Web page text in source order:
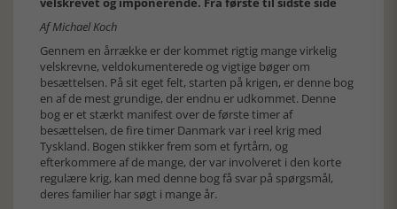
Af Michael Koch
Gennem en årrække er der kommet rigtig mange virkelig
velskrevne, veldokumenterede og vigtige bøger om
besættelsen. På sit eget felt, starten på krigen, er denne bog
en af de mest grundige, der endnu er udkommet. Denne
bog er et stærkt manifest over de første timer af
besættelsen, de fire timer Danmark var i reel krig med
Tyskland. Bogen stikker frem som et fyrtårn, og
efterkommere af de mange, der var involveret i den korte
regulære krig, kan med denne bog få svar på spørgsmål,
deres familier har søgt i mange år.